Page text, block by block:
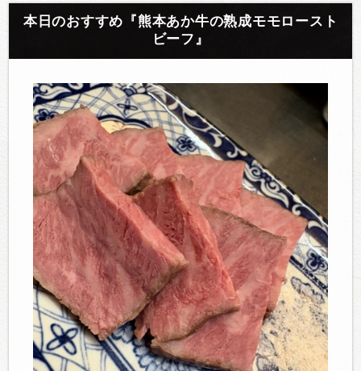
本日のおすすめ『熊本あか牛の熟成モモロースト
ビーフ』